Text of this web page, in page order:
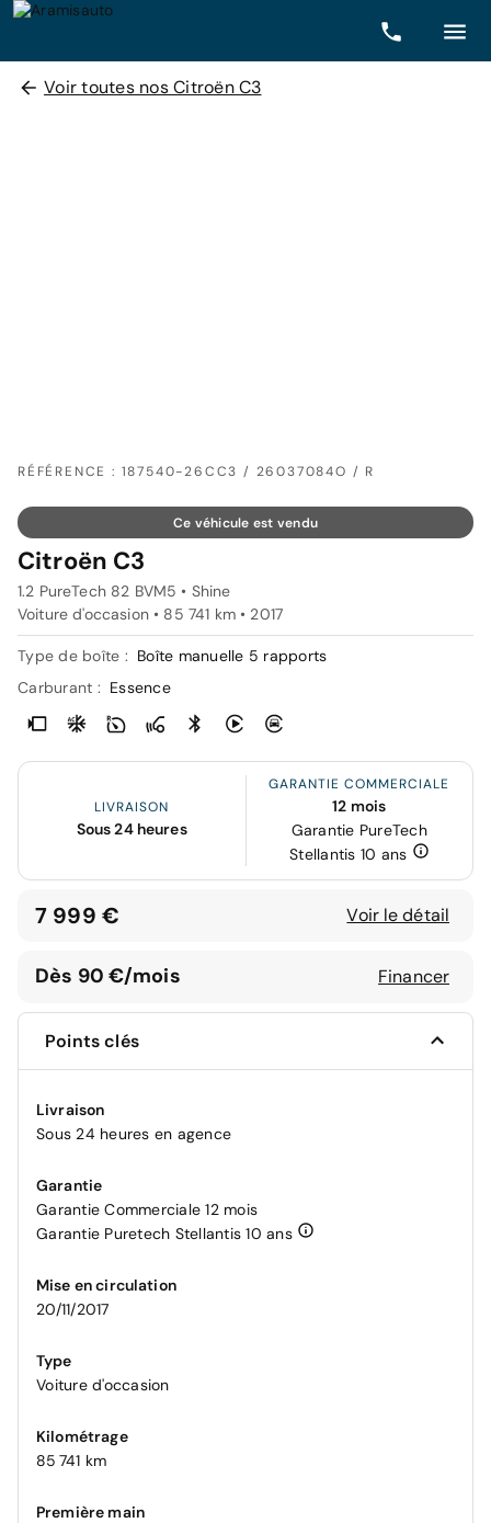
Voir toutes nos Citroën C3
RÉFÉRENCE : 187540-26CC3 / 26037084O / R
Ce véhicule est vendu
Citroën C3
1.2 PureTech 82 BVM5 • Shine
Voiture d'occasion • 85 741 km • 2017
Type de boîte : Boîte manuelle 5 rapports
Carburant : Essence
LIVRAISON
Sous 24 heures
GARANTIE COMMERCIALE
12 mois
Garantie PureTech
Stellantis 10 ans
7 999 € Voir le détail
Dès 90 €/mois Financer
Points clés
Livraison
Sous 24 heures en agence
Garantie
Garantie Commerciale 12 mois
Garantie Puretech Stellantis 10 ans
Mise en circulation
20/11/2017
Type
Voiture d'occasion
Kilométrage
85 741 km
Première main